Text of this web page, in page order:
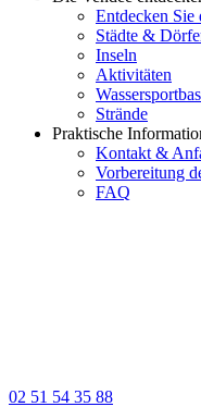
Entdecken Sie
Städte &
Inseln
Aktivitäten
Strände
Praktische
Kontakt &
Vorbereitung
FAQ
02 51 54 35 88